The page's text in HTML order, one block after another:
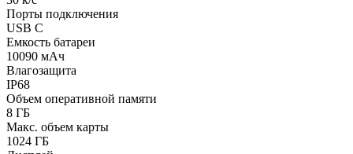
Порты подключения
USB C
Емкость батареи
10090 мАч
Влагозащита
IP68
Объем оперативной памяти
8 ГБ
Макс. объем карты
1024 ГБ